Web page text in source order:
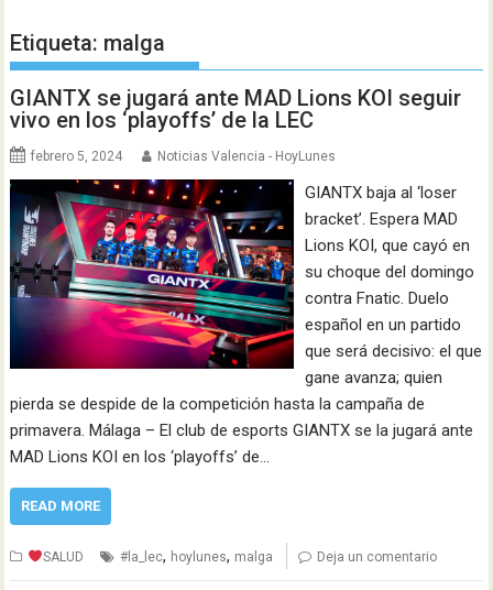
Etiqueta: malga
GIANTX se jugará ante MAD Lions KOI seguir
vivo en los ‘playoffs’ de la LEC
febrero 5, 2024 Noticias Valencia - HoyLunes
GIANTX baja al ‘loser
bracket’. Espera MAD
Lions KOI, que cayó en
su choque del domingo
contra Fnatic. Duelo
español en un partido
que será decisivo: el que
gane avanza; quien
pierda se despide de la competición hasta la campaña de
primavera. Málaga – El club de esports GIANTX se la jugará ante
MAD Lions KOI en los ‘playoffs’ de…
READ MORE
SALUD #la_lec, hoylunes, malga Deja un comentario